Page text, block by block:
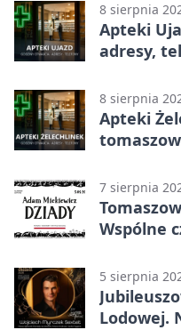
8 sierpnia
Apteki
adresy,
8 sierpnia
Apteki
7 sierpnia
Wspólne
5 sierpnia
Lodowej.